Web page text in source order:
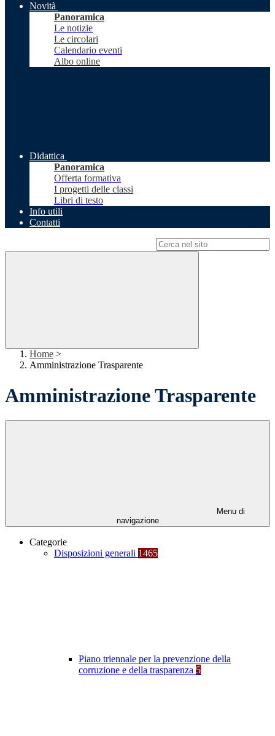
Novità
Panoramica
Le notizie
Le circolari
Calendario eventi
Albo online
Didattica
Panoramica
Offerta formativa
I progetti delle classi
Libri di testo
Info utili
Contatti
Home >
Amministrazione Trasparente
Amministrazione Trasparente
Menu di
navigazione
Categorie
Disposizioni generali 1465
Piano triennale per la prevenzione della
corruzione e della trasparenza 5